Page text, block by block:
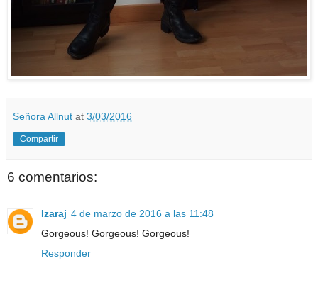
Señora Allnut at 3/03/2016
Compartir
6 comentarios:
Izaraj 4 de marzo de 2016 a las 11:48
Gorgeous! Gorgeous! Gorgeous!
Responder